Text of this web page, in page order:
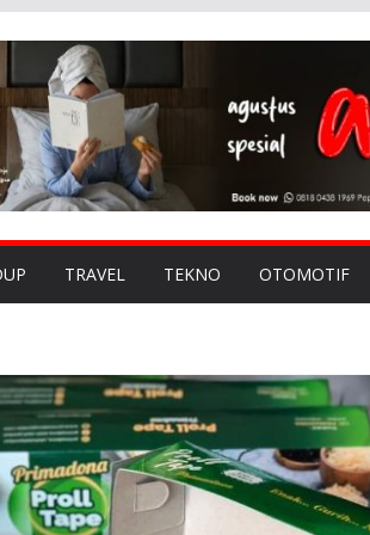
TRAVEL TEKNO OTOMOTIF